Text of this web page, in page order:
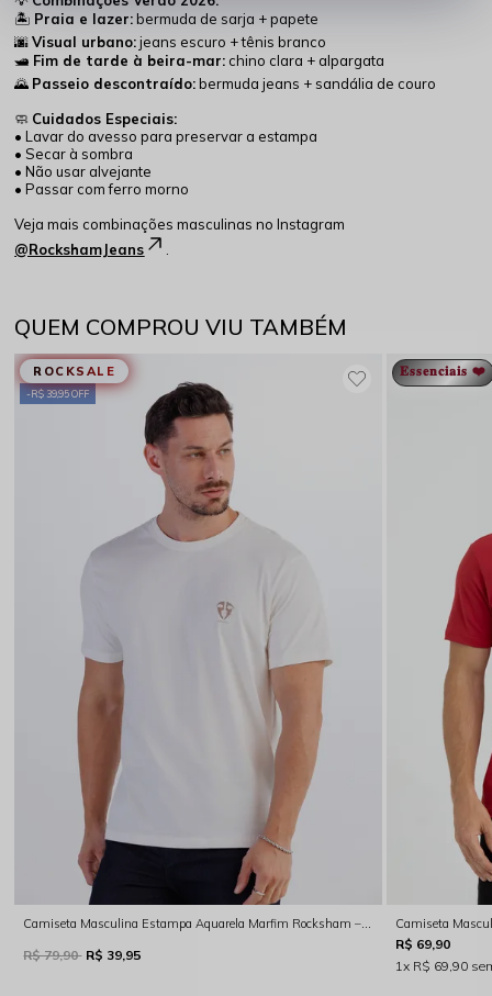
🏝️ Praia e lazer: bermuda de sarja + papete
🌆Visual urbano:jeans escuro + tênis branco
🛥️ Fim de tarde à beira-mar: chino clara + alpargata
🌄 Passeio descontraído:bermuda jeans + sandália de couro
🧼 Cuidados Especiais:
• Lavar do avesso para preservar a estampa
• Secar à sombra
• Não usar alvejante
• Passar com ferro morno
Veja mais combinações masculinas no Instagram
@RockshamJeans
QUEM COMPROU VIU TAMBÉM
R$ 39,95 OFF
ROCKSALE
Camiseta Masculina Estampa Aquarela Marfim Rocksham – FC254080
R$ 79,90 R$ 39,95
𝐄𝐬𝐬𝐞𝐧𝐜𝐢𝐚𝐢𝐬 ❤️
R$ 69,90
1x R$ 69,90